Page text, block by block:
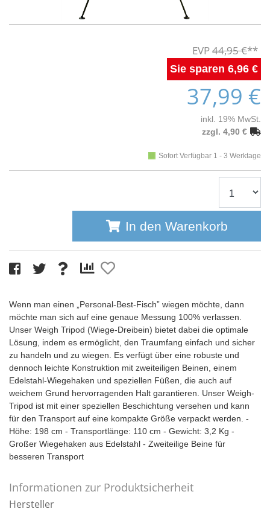
44,95 €
6,96 €
37,99 €
inkl. 19% MwSt.
zzgl. 4,90 €
Sofort Verfügbar 1 - 3 Werktage
In den Warenkorb
Wenn man einen „Personal-Best-Fisch” wiegen möchte, dann
möchte man sich auf eine genaue Messung 100% verlassen.
Unser Weigh Tripod (Wiege-Dreibein) bietet dabei die optimale
Lösung, indem es ermöglicht, den Traumfang einfach und sicher
zu handeln und zu wiegen. Es verfügt über eine robuste und
dennoch leichte Konstruktion mit zweiteiligen Beinen, einem
Edelstahl-Wiegehaken und speziellen Füßen, die auch auf
weichem Grund hervorragenden Halt garantieren. Unser Weigh-
Tripod ist mit einer speziellen Beschichtung versehen und kann
für den Transport auf eine kompakte Größe verpackt werden. -
Höhe: 198 cm - Transportlänge: 110 cm - Gewicht: 3,2 Kg -
Großer Wiegehaken aus Edelstahl - Zweiteilige Beine für
besseren Transport
Informationen zur Produktsicherheit
Hersteller